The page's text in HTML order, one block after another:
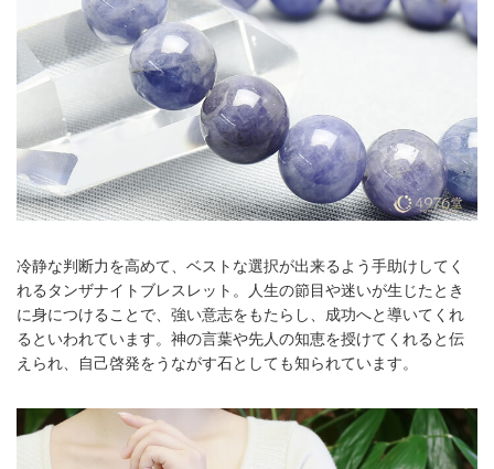
冷静な判断力を高めて、ベストな選択が出来るよう手助けしてく
れるタンザナイトブレスレット。人生の節目や迷いが生じたとき
に身につけることで、強い意志をもたらし、成功へと導いてくれ
るといわれています。神の言葉や先人の知恵を授けてくれると伝
えられ、自己啓発をうながす石としても知られています。